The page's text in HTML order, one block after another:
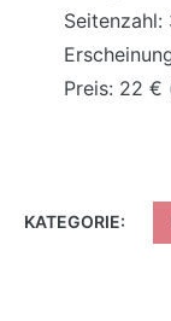
Seitenzahl:
Preis: 22 €
KATEGORIE: